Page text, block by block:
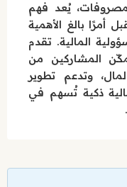
يُعد فهم
أمرًا بالغ الأهمية
المالية. تقدم
المشاركين من
وتدعم تطوير
ذكية تُسهم في